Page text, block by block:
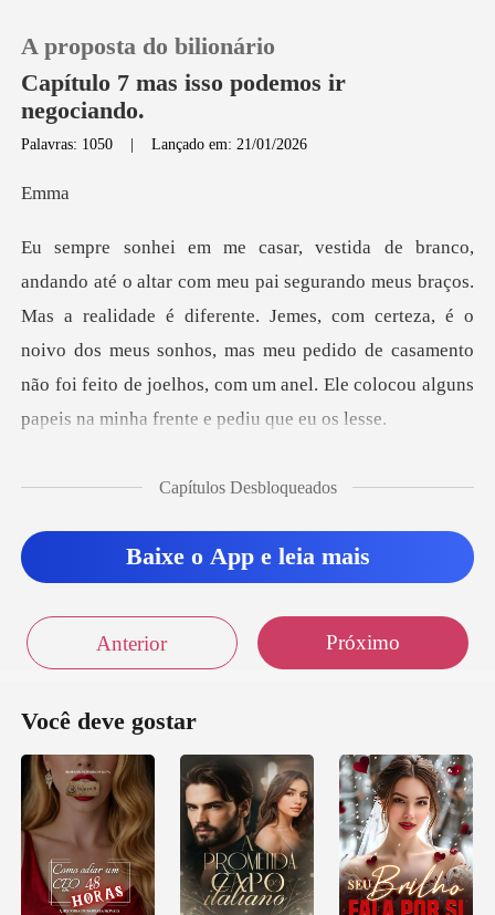
Histórico
Sair
Baixar App
A proposta do bilionário
Capítulo 7 mas isso podemos ir
negociando.
Palavras: 1050 |Lançado em: 21/01/2026
m
Mas a realidade é diferente. Jemes, com certeza, é o
noivo dos meus sonhos, mas meu pedido de casamento
Capítulos Desbloqueados
Baixe o App e leia mais
Anterior Próximo
Você deve gostar